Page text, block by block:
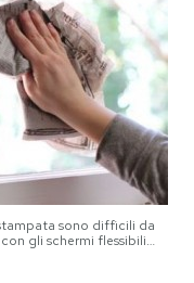
sono difficili da
gli schermi flessibili…